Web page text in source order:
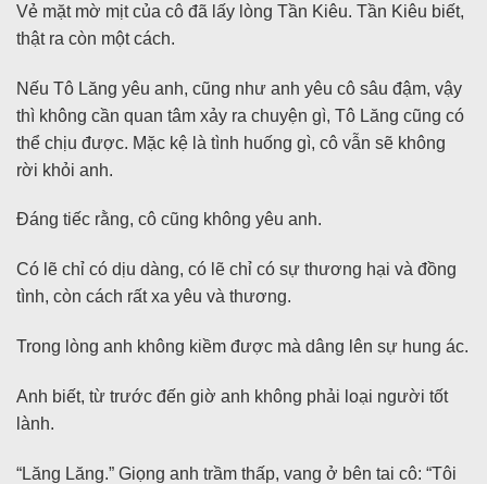
Vẻ mặt mờ mịt của cô đã lấy lòng Tần Kiêu. Tần Kiêu biết,
thật ra còn một cách.
Nếu Tô Lăng yêu anh, cũng như anh yêu cô sâu đậm, vậy
thì không cần quan tâm xảy ra chuyện gì, Tô Lăng cũng có
thể chịu được. Mặc kệ là tình huống gì, cô vẫn sẽ không
rời khỏi anh.
Đáng tiếc rằng, cô cũng không yêu anh.
Có lẽ chỉ có dịu dàng, có lẽ chỉ có sự thương hại và đồng
tình, còn cách rất xa yêu và thương.
Trong lòng anh không kiềm được mà dâng lên sự hung ác.
Anh biết, từ trước đến giờ anh không phải loại người tốt
lành.
“Lăng Lăng.” Giọng anh trầm thấp, vang ở bên tai cô: “Tôi